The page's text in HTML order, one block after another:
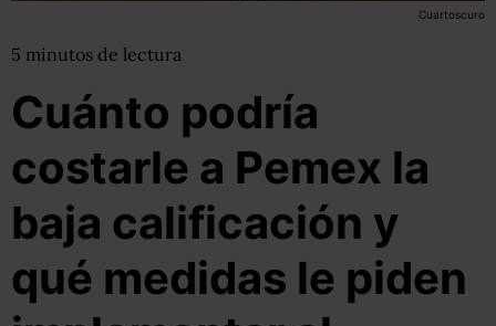
Cuartoscuro
5 minutos de lectura
Cuánto podría
costarle a Pemex la
baja calificación y
qué medidas le piden